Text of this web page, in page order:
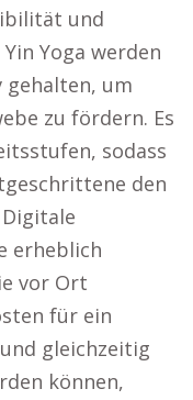
und
Yoga werden
gehalten, um
zu fördern. Es
sodass
den
erheblich
vor Ort
für ein
gleichzeitig
können,